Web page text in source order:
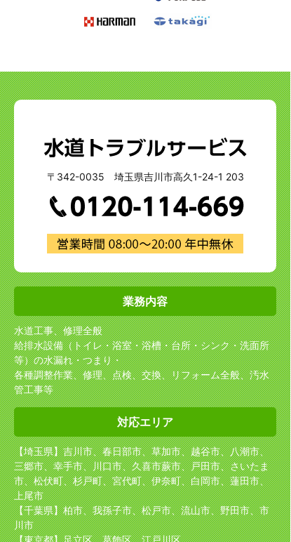
〒342-0035 埼玉県吉川市高久1-24-1 203
業務内容
水道工事、修理全般
給排水設備（トイレ・浴室・浴槽・台所・シンク・洗面所
等）の水漏れ・つまり・
各種調整作業、修理、点検、交換、リフォーム全般、汚水
管工事等
対応エリア
【埼玉県】吉川市、春日部市、草加市、越谷市、八潮市、
三郷市、幸手市、川口市、久喜市蕨市、戸田市、さいたま
市、松伏町、杉戸町、宮代町、伊奈町、白岡市、蓮田市、
上尾市
【千葉県】柏市、我孫子市、松戸市、流山市、野田市、市
川市
【東京都】足立区、葛飾区、江戸川区